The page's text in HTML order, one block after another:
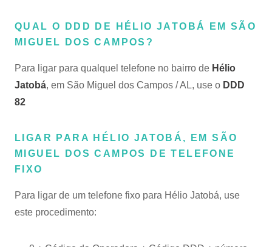
QUAL O DDD DE HÉLIO JATOBÁ EM SÃO
MIGUEL DOS CAMPOS?
Para ligar para qualquel telefone no bairro de Hélio
Jatobá, em São Miguel dos Campos / AL, use o DDD
82
LIGAR PARA HÉLIO JATOBÁ, EM SÃO
MIGUEL DOS CAMPOS DE TELEFONE
FIXO
Para ligar de um telefone fixo para Hélio Jatobá, use
este procedimento: